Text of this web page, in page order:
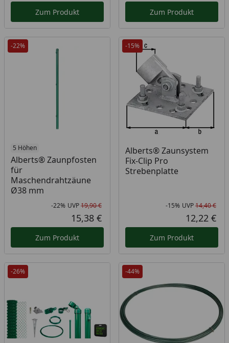
Zum Produkt Zum Produkt
-22%
5 Höhen
Alberts® Zaunpfosten
für
Maschendrahtzäune
Ø38 mm
Rabatt in Prozent
-22%
Ursprünglicher Preis
UVP19,90 €
Aktueller Preis
15,38 €
Zum Produkt
-15%
Alberts® Zaunsystem
Fix-Clip Pro
Strebenplatte
-15% UVP14,40 €
12,22 €
Zum Produkt
-26% -44%